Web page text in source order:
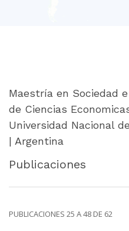
Maestría en Sociedad
de Ciencias
Universidad Nacional
| Argentina
Publicaciones
PUBLICACIONES 25 A 48 DE 62